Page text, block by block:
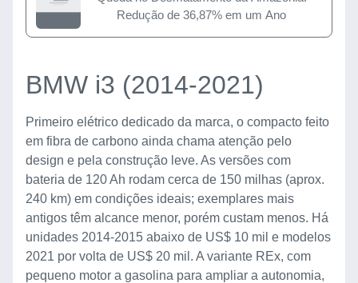
Redução de 36,87% em um Ano
BMW i3 (2014-2021)
Primeiro elétrico dedicado da marca, o compacto feito
em fibra de carbono ainda chama atenção pelo
design e pela construção leve. As versões com
bateria de 120 Ah rodam cerca de 150 milhas (aprox.
240 km) em condições ideais; exemplares mais
antigos têm alcance menor, porém custam menos. Há
unidades 2014-2015 abaixo de US$ 10 mil e modelos
2021 por volta de US$ 20 mil. A variante REx, com
pequeno motor a gasolina para ampliar a autonomia,